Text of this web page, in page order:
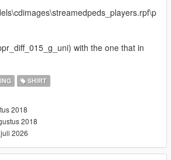
with the one that in
SHIRT
2018
2018
2026